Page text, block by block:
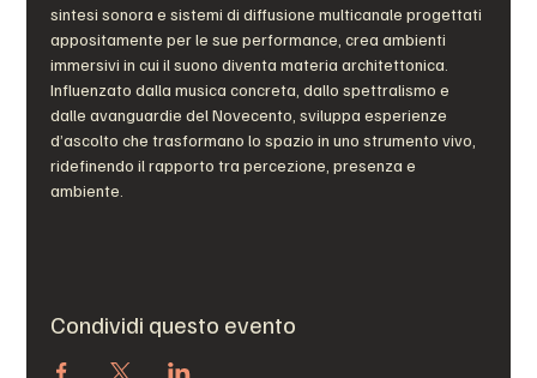
sintesi sonora e sistemi di diffusione multicanale progettati
appositamente per le sue performance, crea ambienti
immersivi in cui il suono diventa materia architettonica.
Influenzato dalla musica concreta, dallo spettralismo e
dalle avanguardie del Novecento, sviluppa esperienze
d’ascolto che trasformano lo spazio in uno strumento vivo,
ridefinendo il rapporto tra percezione, presenza e
ambiente.
Condividi questo evento